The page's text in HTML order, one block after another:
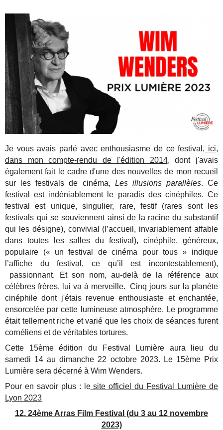
Je vous avais parlé avec enthousiasme de ce festival , ici,
dans mon compte-rendu de l'édition 2014, dont j'avais
également fait le cadre d'une des nouvelles de mon recueil
sur les festivals de cinéma, Les illusions parallèles. Ce
festival est indéniablement le paradis des cinéphiles. Ce
festival est unique, singulier, rare, festif (rares sont les
festivals qui se souviennent ainsi de la racine du substantif
qui les désigne), convivial (l’accueil, invariablement affable
dans toutes les salles du festival), cinéphile, généreux,
populaire (« un festival de cinéma pour tous » indique
l’affiche du festival, ce qu’il est incontestablement),
passionnant. Et son nom, au-delà de la référence aux
célèbres frères, lui va à merveille. Cinq jours sur la planète
cinéphile dont j'étais revenue enthousiaste et enchantée,
ensorcelée par cette lumineuse atmosphère. Le programme
était tellement riche et varié que les choix de séances furent
cornéliens et de véritables tortures.
Cette 15ème édition du Festival Lumière aura lieu du
samedi 14 au dimanche 22 octobre 2023. Le 15ème Prix
Lumière sera décerné à Wim Wenders.
Pour en savoir plus : lesite officiel du Festival Lumière de
Lyon 2023
12. 24ème Arras Film Festival (du 3 au 12 novembre
2023)